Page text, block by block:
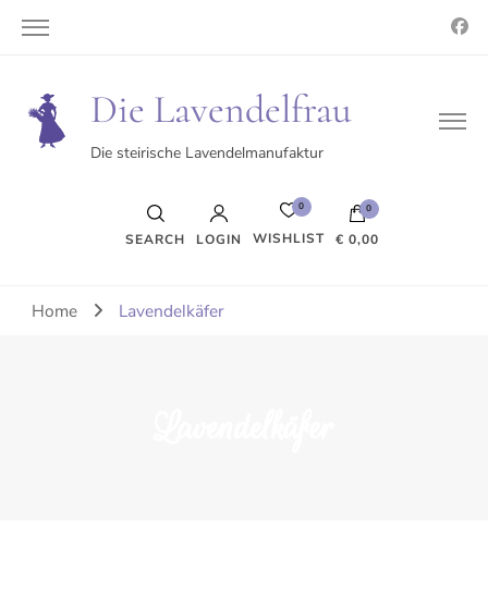
Die Lavendelfrau
Die steirische Lavendelmanufaktur
SEARCH LOGIN
0
WISHLIST
0
€ 0,00
Es befinden sich keine Produkte im Warenkorb.
Home Lavendelkäfer